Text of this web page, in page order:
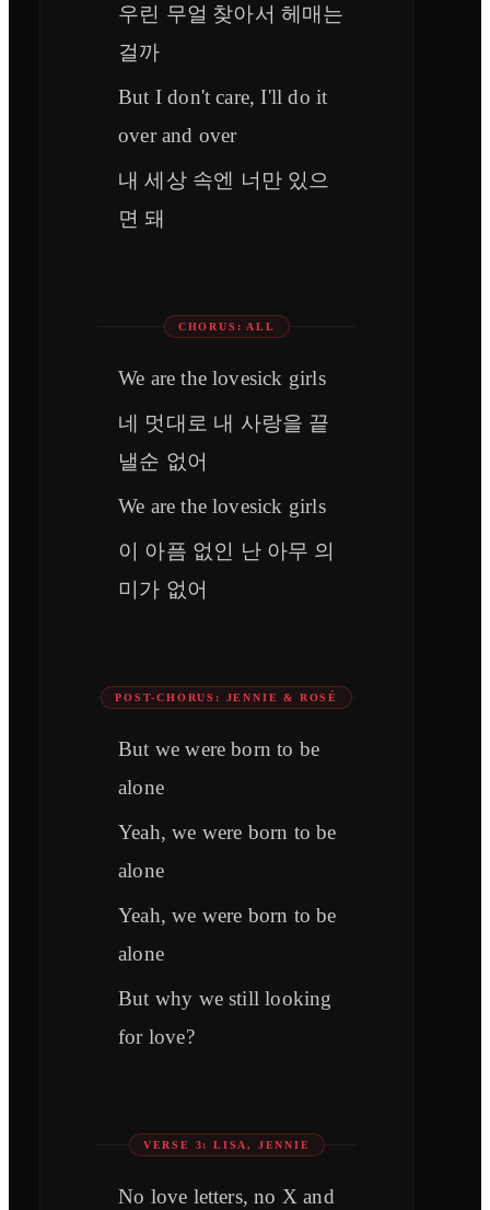
우린 무얼 찾아서 헤매는
걸까
But I don't care, I'll do it
over and over
내 세상 속엔 너만 있으
면 돼
CHORUS: ALL
We are the lovesick girls
네 멋대로 내 사랑을 끝
낼순 없어
We are the lovesick girls
이 아픔 없인 난 아무 의
미가 없어
POST-CHORUS: JENNIE & ROSÉ
But we were born to be
alone
Yeah, we were born to be
alone
Yeah, we were born to be
alone
But why we still looking
for love?
VERSE 3: LISA, JENNIE
No love letters, no X and